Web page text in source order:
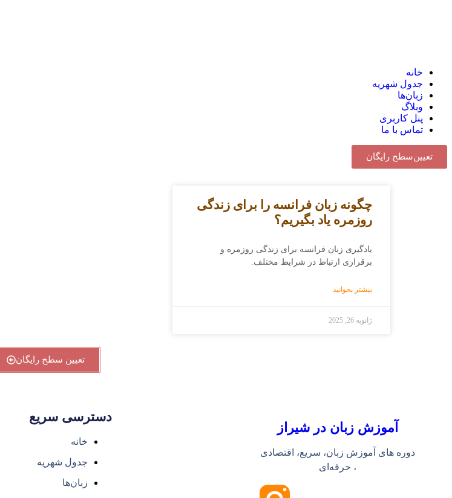
خانه
جدول شهریه
زبان‌ها
وبلاگ
پنل کاربری
تماس با ما
تعیین‌سطح رایگان
چگونه زبان فرانسه را برای زندگی
روزمره یاد بگیریم؟
یادگیری زبان فرانسه برای زندگی روزمره و
برقراری ارتباط در شرایط مختلف. ️
بیشتر بخوانید
ژانویه 26, 2025
تعیین سطح رایگان
آموزش زبان در شیراز
دوره های آموزش زبان، سریع، اقتصادی
، حرفه‌ای
دسترسی سریع
خانه
جدول شهریه
زبان‌ها